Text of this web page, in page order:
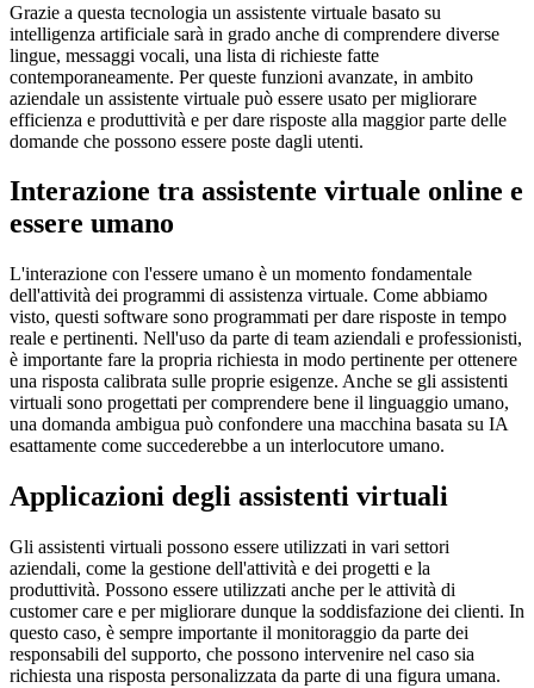
Grazie a questa tecnologia un assistente virtuale basato su
intelligenza artificiale sarà in grado anche di comprendere diverse
lingue, messaggi vocali, una lista di richieste fatte
contemporaneamente. Per queste funzioni avanzate, in ambito
aziendale un assistente virtuale può essere usato per migliorare
efficienza e produttività e per dare risposte alla maggior parte delle
domande che possono essere poste dagli utenti.
Interazione tra assistente virtuale online e
essere umano
L'interazione con l'essere umano è un momento fondamentale
dell'attività dei programmi di assistenza virtuale. Come abbiamo
visto, questi software sono programmati per dare risposte in tempo
reale e pertinenti. Nell'uso da parte di team aziendali e professionisti,
è importante fare la propria richiesta in modo pertinente per ottenere
una risposta calibrata sulle proprie esigenze. Anche se gli assistenti
virtuali sono progettati per comprendere bene il linguaggio umano,
una domanda ambigua può confondere una macchina basata su IA
esattamente come succederebbe a un interlocutore umano.
Applicazioni degli assistenti virtuali
Gli assistenti virtuali possono essere utilizzati in vari settori
aziendali, come la gestione dell'attività e dei progetti e la
produttività. Possono essere utilizzati anche per le attività di
customer care e per migliorare dunque la soddisfazione dei clienti. In
questo caso, è sempre importante il monitoraggio da parte dei
responsabili del supporto, che possono intervenire nel caso sia
richiesta una risposta personalizzata da parte di una figura umana.